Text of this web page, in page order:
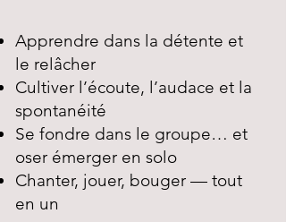
Apprendre dans la détente et
le relâcher
Cultiver l’écoute, l’audace et la
spontanéité
Se fondre dans le groupe… et
oser émerger en solo
Chanter, jouer, bouger — tout
en un